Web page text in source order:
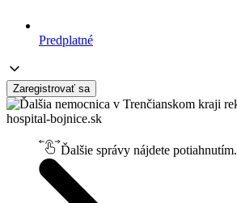
Predplatné
Zaregistrovať sa
Ďalšie správy nájdete potiahnutím.